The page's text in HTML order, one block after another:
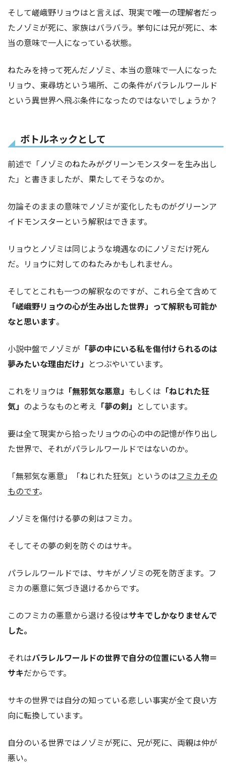
そして嵯峨野リョウはと言えば、現実で唯一の理解者だっ
たノゾミが死に、家族はバラバラ。挙句には兄が死に、本
当の意味で一人になっている状態。
ねたみを持って死んだノゾミ、本当の意味で一人になった
リョウ、東尋坊という場所、この条件がパラレルワールド
という異世界へ飛ぶ条件になったのではないでしょうか？
ボトルネックとして
前述で「ノゾミのねたみがグリーンモンスターを生み出し
た」と書きましたが、果たしてそうなのか。
勿論そのままの意味でノゾミが変化したものがグリーンア
イドモンスターという解釈はできます。
リョウとノゾミは同じような境遇なのにノゾミだけ死ん
だ。リョウに対してのねたみかもしれません。
そしてとこれも一つの解釈なのですが、これら全て含めて
「嵯峨野リョウの心が生み出した世界」って解釈も可能か
なと思います。
小説中盤でノゾミが 「夢の中にいる私を傷付けられるのは
夢みたいな理由だけ」 とつぶやいています。
これをリョウは 「無邪気な悪意」 もしくは 「ねじれた狂
気」 のようなものと考え 「夢の剣」 としています。
要は全て現実から拾ったリョウの心の中の記憶が作り出し
た世界で、それがパラレルワールドではないのか。
「無邪気な悪意」「ねじれた狂気」というのはフミカその
ものです。
ノゾミを傷付ける夢の剣はフミカ。
そしてその夢の剣を防ぐのはサキ。
パラレルワールドでは、サキがノゾミの死を防ぎます。フ
ミカの悪意に気づき退けるからです。
このフミカの悪意から退ける役はサキでしかなりませんで
した。
それはパラレルワールドの世界で自分の位置にいる人物＝
サキだからです。
サキの世界では自分の知っている悲しい事実が全て良い方
向に転換しています。
自分のいる世界ではノゾミが死に、兄が死に、両親は仲が
悪い。